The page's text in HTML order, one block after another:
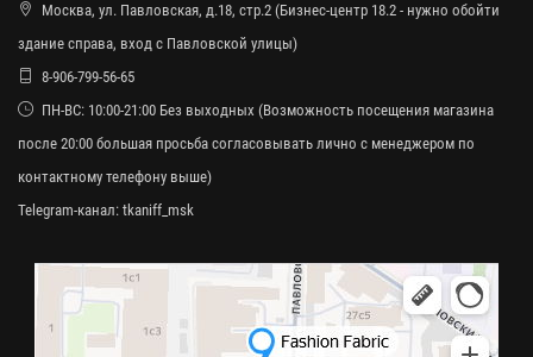
Москва, ул. Павловская, д.18, стр.2 (Бизнес-центр 18.2 - нужно обойти
здание справа, вход с Павловской улицы)
8-906-799-56-65
ПН-ВС: 10:00-21:00 Без выходных (Возможность посещения магазина
после 20:00 большая просьба согласовывать лично с менеджером по
контактному телефону выше)
Telegram-канал: tkaniff_msk